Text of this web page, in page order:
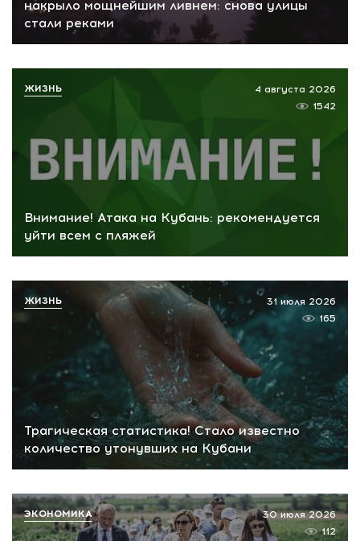
накрыло мощнейшим ливнем: снова улицы
стали реками
Внимание! Атака на Кубань: рекомендуется
уйти всем с пляжей
4 августа 2026
1542
ЖИЗНЬ
Трагическая статистика! Стало известно
количество утонувших на Кубани
31 июля 2026
165
ЖИЗНЬ
30 июля 2026
112
ЭКОНОМИКА